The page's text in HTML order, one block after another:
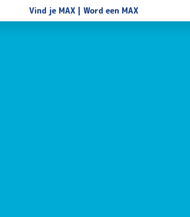
Vind je MAX Word een MAX